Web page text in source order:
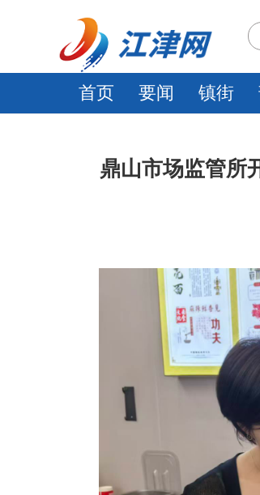
首页 要闻 镇街
鼎山市场监管所